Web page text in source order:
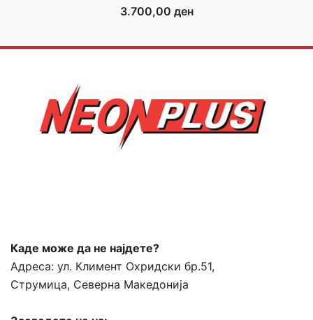
3.700,00 ден
Каде може да не најдете?
Адреса: ул. Климент Охридски бр.51,
Струмица, Северна Македонија